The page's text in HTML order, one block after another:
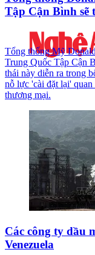
Tập Cận Bình sẽ
Tổng thống Mỹ
Trung Quốc Tập Cận
thái này diễn ra trong
nỗ lực 'cài đặt lại'
thương mại.
Các công ty dầu
Venezuela